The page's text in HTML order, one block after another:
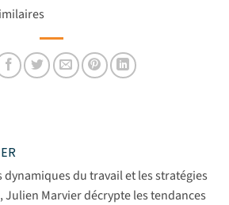
dynamiques du travail et les stratégies
Marvier décrypte les tendances